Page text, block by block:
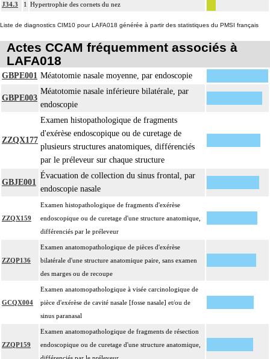
J34.3 1 Hypertrophie des cornets du nez
Liste de diagnostics CIM10 pour LAFA018 générée à partir des statistiques du PMSI français
Actes CCAM fréquemment associés à
LAFA018
GBPE001 Méatotomie nasale moyenne, par endoscopie
GBPE003
Méatotomie nasale inférieure bilatérale, par
endoscopie
ZZQX177
Examen histopathologique de fragments
d'exérèse endoscopique ou de curetage de
plusieurs structures anatomiques, différenciés
par le préleveur sur chaque structure
GBJE001
Évacuation de collection du sinus frontal, par
endoscopie nasale
ZZQX159
Examen histopathologique de fragments d'exérèse
endoscopique ou de curetage d'une structure anatomique,
différenciés par le préleveur
ZZQP136
Examen anatomopathologique de pièces d'exérèse
bilatérale d'une structure anatomique paire, sans examen
des marges ou de recoupe
GCQX004
Examen anatomopathologique à visée carcinologique de
pièce d'exérèse de cavité nasale [fosse nasale] et/ou de
sinus paranasal
ZZQP159
Examen anatomopathologique de fragments de résection
endoscopique ou de curetage d'une structure anatomique,